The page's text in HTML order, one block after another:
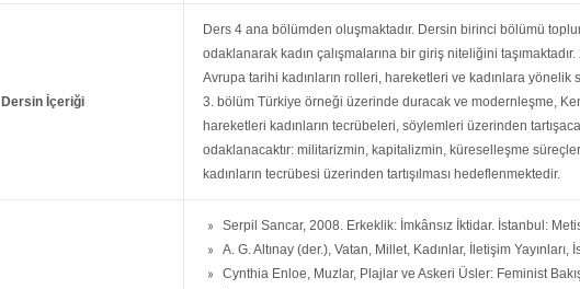
Dersin İçeriği
Ders 4 ana bölümden oluşmaktadır. Dersin birinci bölümü
odaklanarak kadın çalışmalarına bir giriş niteliğini
Avrupa tarihi kadınların rolleri, hareketleri ve kadınlara
3. bölüm Türkiye örneği üzerinde duracak ve modernleşme,
hareketleri kadınların tecrübeleri, söylemleri üzerinden
odaklanacaktır: militarizmin, kapitalizmin, küreselleşme
kadınların tecrübesi üzerinden tartışılması hedeflenmektedir.
Serpil Sancar, 2008. Erkeklik: İmkânsız İktidar. İstanbul:
A. G. Altınay (der.), Vatan, Millet, Kadınlar, İletişim Yayınları,
Cynthia Enloe, Muzlar, Plajlar ve Askeri Üsler: Feminist